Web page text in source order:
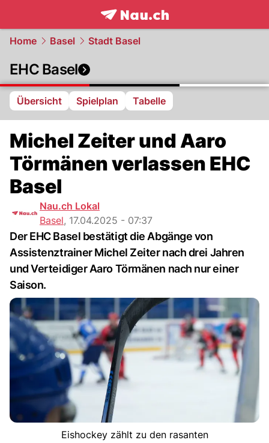
frontpage.NAU.ch
Home Basel Stadt Basel
EHC Basel
Übersicht Spielplan Tabelle
Michel Zeiter und Aaro
Törmänen verlassen EHC
Basel
Nau.ch Lokal
Basel, 17.04.2025 - 07:37
Der EHC Basel bestätigt die Abgänge von
Assistenztrainer Michel Zeiter nach drei Jahren
und Verteidiger Aaro Törmänen nach nur einer
Saison.
Eishockey zählt zu den rasanten